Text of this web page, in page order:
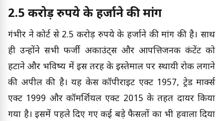
2.5 करोड़ रुपये के हर्जाने की मांग
गंभीर ने कोर्ट से 2.5 करोड़ रुपये के हर्जाने की मांग की है। साथ
ही उन्होंने सभी फर्जी अकाउंट्स और आपत्तिजनक कंटेंट को
हटाने और भविष्य में इस तरह के इस्तेमाल पर स्थायी रोक लगाने
की अपील की है। यह केस कॉपीराइट एक्ट 1957, ट्रेड मार्क्स
एक्ट 1999 और कॉमर्शियल एक्ट 2015 के तहत दायर किया
गया है। इसमें पहले दिए गए कई बड़े फैसलों का भी हवाला दिया